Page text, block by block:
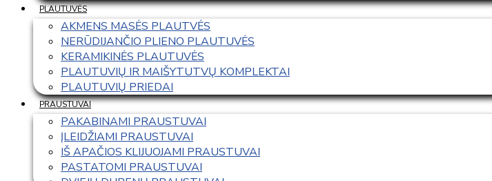
PLAUTUVĖS
AKMENS MASĖS PLAUTVĖS
NERŪDIJANČIO PLIENO PLAUTUVĖS
KERAMIKINĖS PLAUTUVĖS
PLAUTUVIŲ IR MAIŠYTUTVŲ KOMPLEKTAI
PLAUTUVIŲ PRIEDAI
PRAUSTUVAI
PAKABINAMI PRAUSTUVAI
ĮLEIDŽIAMI PRAUSTUVAI
IŠ APAČIOS KLIJUOJAMI PRAUSTUVAI
PASTATOMI PRAUSTUVAI